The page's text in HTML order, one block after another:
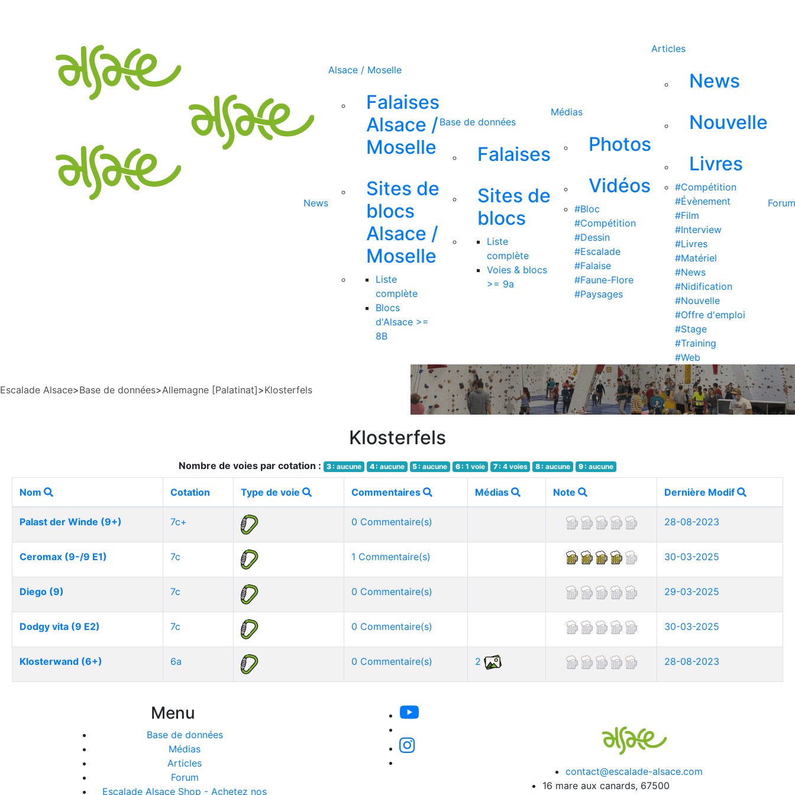
News
Alsace / Moselle
Falaises
Alsace /
Moselle
Sites de
blocs
Alsace /
Moselle
Liste
complète
Blocs
d'Alsace >=
8B
Base de données
Falaises
Sites de
blocs
Liste
complète
Voies & blocs
>= 9a
Médias
Photos
Vidéos
#Bloc
#Compétition
#Dessin
#Escalade
#Falaise
#Faune-Flore
#Paysages
Articles
News
Nouvelle
Livres
#Compétition
#Évènement
#Film
#Interview
#Livres
#Matériel
#News
#Nidification
#Nouvelle
#Offre d'emploi
#Stage
#Training
#Web
Forum
Escalade Alsace>Base de données>Allemagne [Palatinat]>Klosterfels
Klosterfels
Nombre de voies par cotation : 3 : aucune 4 : aucune 5 : aucune 6 : 1 voie 7 : 4 voies 8 : aucune 9 : aucune
Nom Cotation Type de voie Commentaires Médias Note Dernière Modif
Palast der Winde (9+) 7c+ 0 Commentaire(s) 28-08-2023
Ceromax (9-/9 E1) 7c 1 Commentaire(s) 30-03-2025
Diego (9) 7c 0 Commentaire(s) 29-03-2025
Dodgy vita (9 E2) 7c 0 Commentaire(s) 30-03-2025
Klosterwand (6+) 6a 0 Commentaire(s) 2 28-08-2023
Menu
Base de données
Médias
Articles
Forum
Escalade Alsace Shop - Achetez nos
contact@escalade-alsace.com
16 mare aux canards, 67500